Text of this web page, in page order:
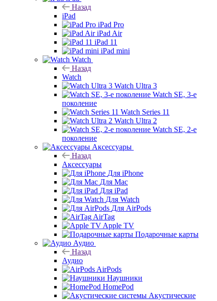
Назад
iPad
iPad Pro
iPad Air
iPad 11
iPad mini
Watch
Назад
Watch
Watch Ultra 3
Watch SE, 3-е
поколение
Watch Series 11
Watch Ultra 2
Watch SE, 2-е
поколение
Аксессуары
Назад
Аксессуары
Для iPhone
Для Mac
Для iPad
Для Watch
Для AirPods
AirTag
Apple TV
Подарочные карты
Аудио
Назад
Аудио
AirPods
Наушники
HomePod
Акустические